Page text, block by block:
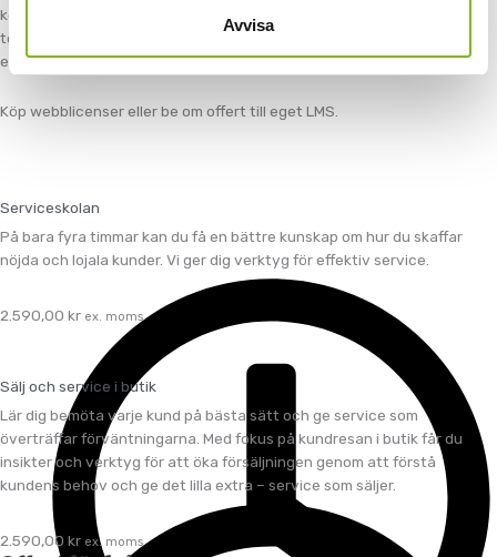
Avvisa
kontakt med kunder. Lär dig mer om effektiva verktyg och beprövade
tekniker på våra
en unik och positiv kundupplevelse.
Köp webblicenser eller be om offert till eget LMS.
Serviceskolan
På bara fyra timmar kan du få en bättre kunskap om hur du skaffar
nöjda och lojala kunder. Vi ger dig verktyg för effektiv service.
2.590,00 kr ex. moms
Sälj och service i butik
Lär dig bemöta varje kund på bästa sätt och ge service som
överträffar förväntningarna. Med fokus på kundresan i butik får du
insikter och verktyg för att öka försäljningen genom att förstå
kundens behov och ge det lilla extra – service som säljer.
2.590,00 kr ex. moms